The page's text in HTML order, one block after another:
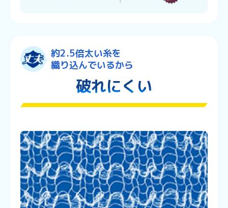
約2.5倍太い糸を
織り込んでいるから
破れにくい